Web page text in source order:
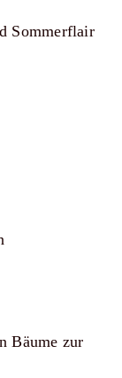
Sommerflair
Bäume zur